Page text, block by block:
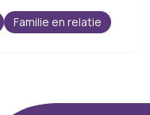
Familie en relatie